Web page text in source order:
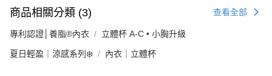
商品相關分類 (3) 查看全部
專利認證│養脂®內衣 立體杯 A-C • 小胸升級
夏日輕盈｜涼感系列❄️ 內衣｜立體杯